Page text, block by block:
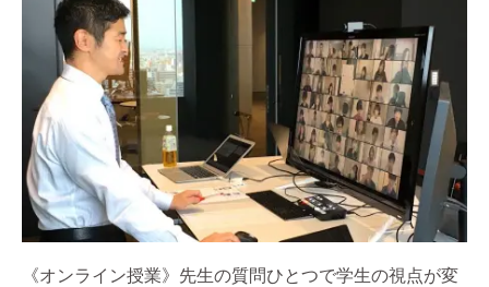
《オンライン授業》先生の質問ひとつで学生の視点が変